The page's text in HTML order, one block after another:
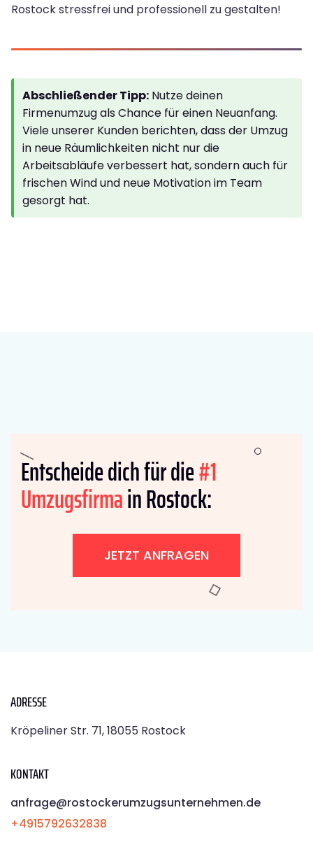
Rostock stressfrei und professionell zu gestalten!
Abschließender Tipp: Nutze deinen
Firmenumzug als Chance für einen Neuanfang.
Viele unserer Kunden berichten, dass der Umzug
in neue Räumlichkeiten nicht nur die
Arbeitsabläufe verbessert hat, sondern auch für
frischen Wind und neue Motivation im Team
gesorgt hat.
Entscheide dich für die#1
Umzugsfirmain Rostock:
JETZT ANFRAGEN
ADRESSE
Kröpeliner Str. 71, 18055 Rostock
KONTAKT
anfrage@rostockerumzugsunternehmen.de
+4915792632838